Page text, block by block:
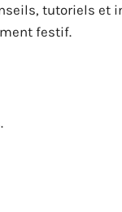
tutoriels et
festif.